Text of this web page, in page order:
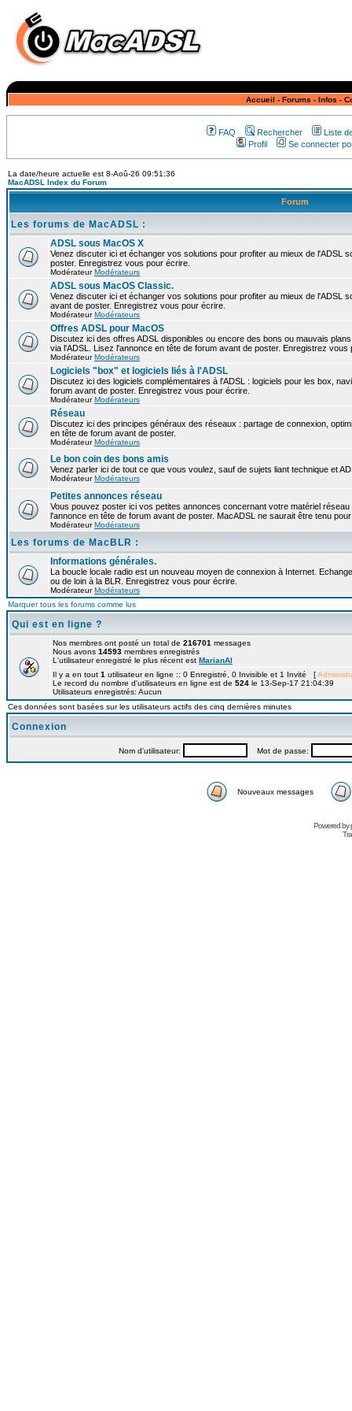
Accueil - Forums - Infos -
FAQ Rechercher
Liste
Profil
Se connecter
La date/heure actuelle est 8-Aoû-26 09:51:36
MacADSL Index du Forum
Forum
Les forums de MacADSL :
ADSL sous MacOS X
Venez discuter ici et échanger vos solutions pour profiter au mieux de l'ADSL
poster. Enregistrez vous pour écrire.
ModérateurModérateurs
ADSL sous MacOS Classic.
Venez discuter ici et échanger vos solutions pour profiter au mieux de l'ADSL
avant de poster. Enregistrez vous pour écrire.
ModérateurModérateurs
Offres ADSL pour MacOS
Discutez ici des offres ADSL disponibles ou encore des bons ou mauvais
via l'ADSL. Lisez l'annonce en tête de forum avant de poster. Enregistrez vous
ModérateurModérateurs
Logiciels "box" et logiciels liés à l'ADSL
Discutez ici des logiciels complémentaires à l'ADSL : logiciels pour les box,
forum avant de poster. Enregistrez vous pour écrire.
ModérateurModérateurs
Réseau
Discutez ici des principes généraux des réseaux : partage de connexion,
en tête de forum avant de poster.
ModérateurModérateurs
Le bon coin des bons amis
Venez parler ici de tout ce que vous voulez, sauf de sujets liant technique et
ModérateurModérateurs
Petites annonces réseau
Vous pouvez poster ici vos petites annonces concernant votre matériel
l'annonce en tête de forum avant de poster. MacADSL ne saurait être tenu
ModérateurModérateurs
Les forums de MacBLR :
Informations générales.
La boucle locale radio est un nouveau moyen de connexion à Internet.
ou de loin à la BLR. Enregistrez vous pour écrire.
ModérateurModérateurs
Marquer tous les forums comme lus
Qui est en ligne ?
Nos membres ont posté un total de 216701 messages
Nous avons 14593 membres enregistrés
L'utilisateur enregistré le plus récent est MarianAl
Il y a en tout 1 utilisateur en ligne :: 0 Enregistré, 0 Invisible et 1 Invité [
Le record du nombre d'utilisateurs en ligne est de 524 le 13-Sep-17 21:04:39
Utilisateurs enregistrés: Aucun
Ces données sont basées sur les utilisateurs actifs des cinq dernières minutes
Connexion
Nom d'utilisateur: Mot de passe:
Nouveaux messages
Powered by